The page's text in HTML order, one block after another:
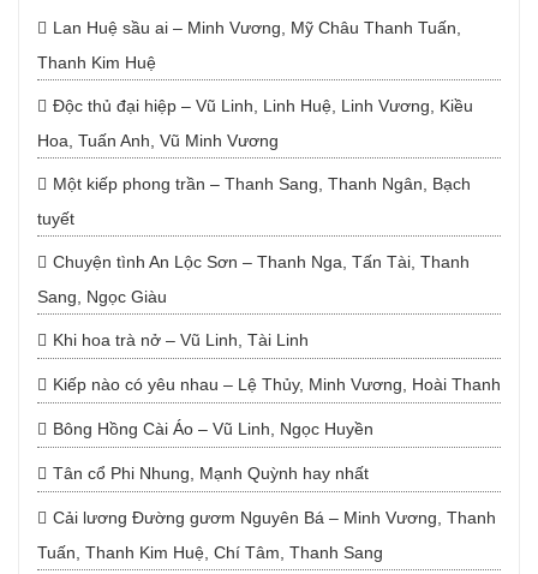
Lan Huệ sầu ai – Minh Vương, Mỹ Châu Thanh Tuấn,
Thanh Kim Huệ
Độc thủ đại hiệp – Vũ Linh, Linh Huệ, Linh Vương, Kiều
Hoa, Tuấn Anh, Vũ Minh Vương
Một kiếp phong trần – Thanh Sang, Thanh Ngân, Bạch
tuyết
Chuyện tình An Lộc Sơn – Thanh Nga, Tấn Tài, Thanh
Sang, Ngọc Giàu
Khi hoa trà nở – Vũ Linh, Tài Linh
Kiếp nào có yêu nhau – Lệ Thủy, Minh Vương, Hoài Thanh
Bông Hồng Cài Áo – Vũ Linh, Ngọc Huyền
Tân cổ Phi Nhung, Mạnh Quỳnh hay nhất
Cải lương Đường gươm Nguyên Bá – Minh Vương, Thanh
Tuấn, Thanh Kim Huệ, Chí Tâm, Thanh Sang